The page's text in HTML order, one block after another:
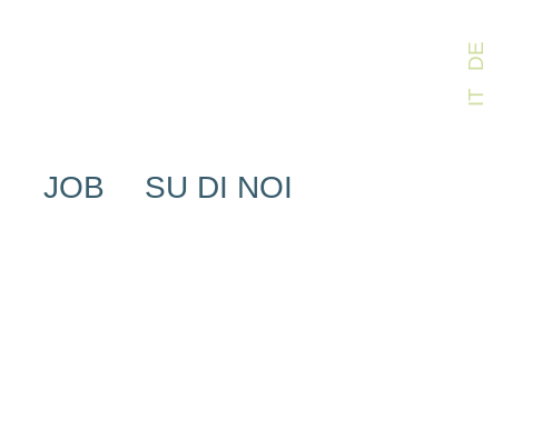
IT
DE
JOB SU DI NOI